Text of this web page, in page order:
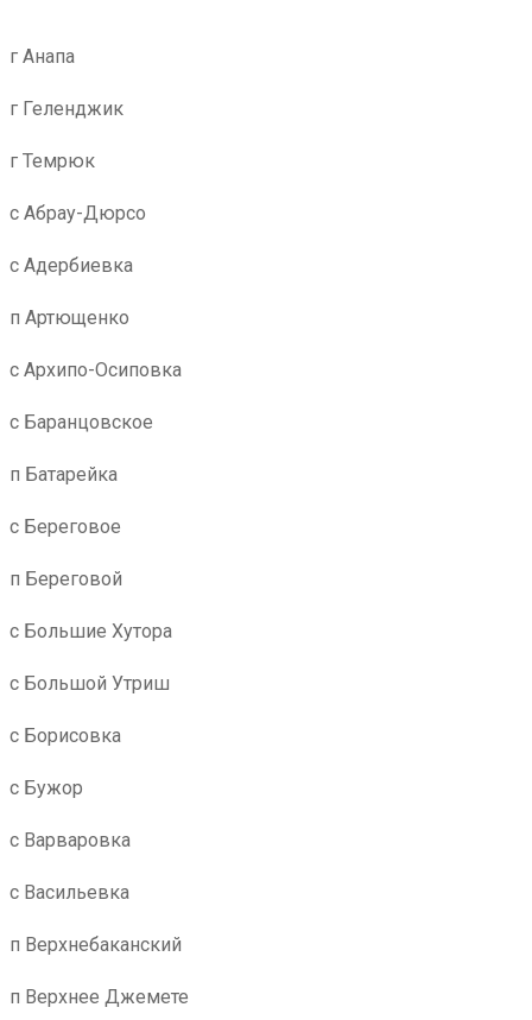
г Анапа
г Геленджик
г Темрюк
с Абрау-Дюрсо
с Адербиевка
п Артющенко
с Архипо-Осиповка
с Баранцовское
п Батарейка
с Береговое
п Береговой
с Большие Хутора
с Большой Утриш
с Борисовка
с Бужор
с Варваровка
с Васильевка
п Верхнебаканский
п Верхнее Джемете